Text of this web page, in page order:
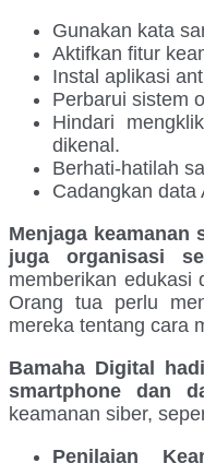
Gunakan kata
Aktifkan fitur
Instal aplikasi
Perbarui sistem
Hindari
dikenal.
Berhati-hatilah
Cadangkan data
Menjaga
juga organisasi
memberikan edukasi
Orang tua perlu
mereka tentang cara
Bamaha Digital
smartphone dan
keamanan siber,
Penilaian